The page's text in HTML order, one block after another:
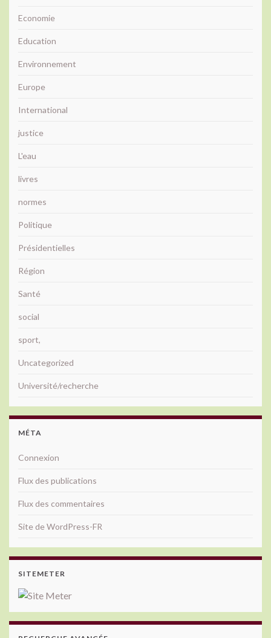
Economie
Education
Environnement
Europe
International
justice
L'eau
livres
normes
Politique
Présidentielles
Région
Santé
social
sport,
Uncategorized
Université/recherche
MÉTA
Connexion
Flux des publications
Flux des commentaires
Site de WordPress-FR
SITEMETER